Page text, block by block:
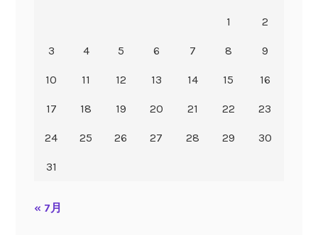
1 2
3 4 5 6 7 8 9
10 11 12 13 14 15 16
17 18 19 20 21 22 23
24 25 26 27 28 29 30
31
« 7月